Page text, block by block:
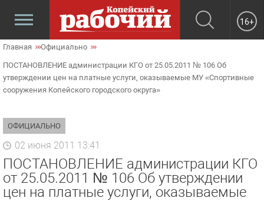
16+
Главная Официально
ПОСТАНОВЛЕНИЕ администрации КГО от 25.05.2011 № 106 Об
утверждении цен на платные услуги, оказываемые МУ «Спортивные
сооружения Копейского городского округа»
ОФИЦИАЛЬНО
02 июня 2011 13:41
ПОСТАНОВЛЕНИЕ администрации КГО
от 25.05.2011 № 106 Об утверждении
цен на платные услуги, оказываемые